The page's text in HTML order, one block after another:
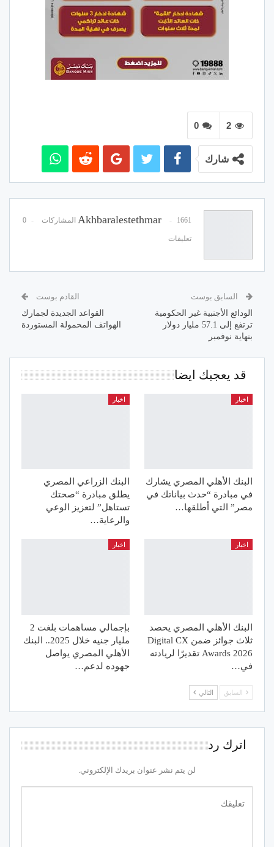
0 2
شارك
Akhbaralestethmar 1661 المشاركات 0
تعليقات
السابق بوست
الودائع الأجنبية غير الحكومية
ترتفع إلى 57.1 مليار دولار
بنهاية نوفمبر
القادم بوست
القواعد الجديدة لجمارك
الهواتف المحمولة المستوردة
قد يعجبك ايضا
اخبار
البنك الأهلي المصري يشارك
في مبادرة “حدث بياناتك في
مصر” التي أطلقها…
اخبار
البنك الزراعي المصري
يطلق مبادرة “صحتك
تستاهل” لتعزيز الوعي
والرعاية…
اخبار
البنك الأهلي المصري يحصد
ثلاث جوائز ضمن Digital CX
Awards 2026 تقديرًا لريادته
في…
اخبار
بإجمالي مساهمات بلغت 2
مليار جنيه خلال 2025.. البنك
الأهلي المصري يواصل
جهوده لدعم…
السابق التالي
اترك رد
لن يتم نشر عنوان بريدك الإلكتروني.